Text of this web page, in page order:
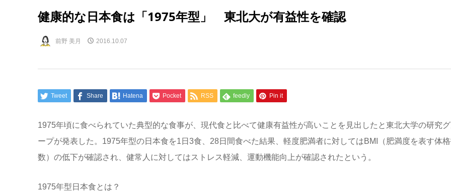
健康的な日本食は「1975年型」 東北大が有益性を確認
前野 美月 2016.10.07
Tweet Share Hatena Pocket RSS feedly Pin it
1975年頃に食べられていた典型的な食事が、現代食と比べて健康有益性が高いことを見出したと東北大学の研究
ープが発表した。1975年型の日本食を1日3食、28日間食べた結果、軽度肥満者に対してはBMI（肥満度を表す体
数）の低下が確認され、健常人に対してはストレス軽減、運動機能向上が確認されたという。
1975年型日本食とは？